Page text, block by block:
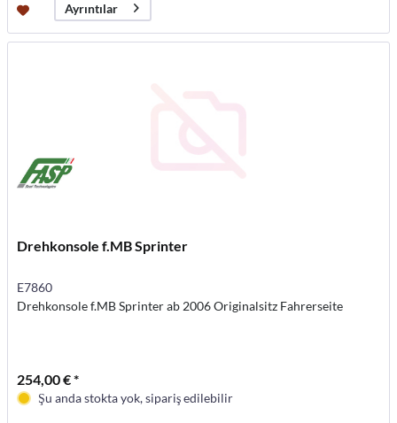
Ayrıntılar
Drehkonsole f.MB Sprinter
E7860
Drehkonsole f.MB Sprinter ab 2006 Originalsitz Fahrerseite
254,00 € *
Şu anda stokta yok, sipariş edilebilir